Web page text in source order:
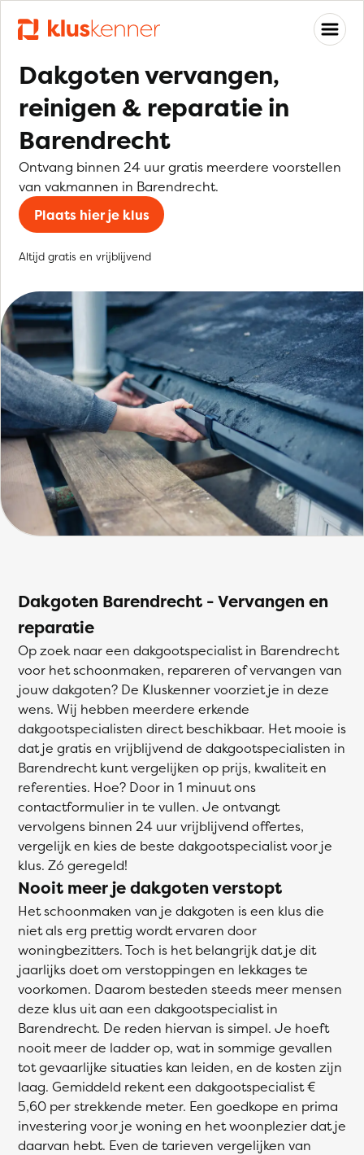
Dakgoten vervangen,
reinigen & reparatie in
Barendrecht
Ontvang binnen 24 uur gratis meerdere voorstellen
van vakmannen in Barendrecht.
Plaats hier je klus
Altijd gratis en vrijblijvend
Dakgoten Barendrecht - Vervangen en
reparatie
Op zoek naar een dakgootspecialist in Barendrecht
voor het schoonmaken, repareren of vervangen van
jouw dakgoten? De Kluskenner voorziet je in deze
wens. Wij hebben meerdere erkende
dakgootspecialisten direct beschikbaar. Het mooie is
dat je gratis en vrijblijvend de dakgootspecialisten in
Barendrecht kunt vergelijken op prijs, kwaliteit en
referenties. Hoe? Door in 1 minuut ons
contactformulier in te vullen. Je ontvangt
vervolgens binnen 24 uur vrijblijvend offertes,
vergelijk en kies de beste dakgootspecialist voor je
klus. Zó geregeld!
Nooit meer je dakgoten verstopt
Het schoonmaken van je dakgoten is een klus die
niet als erg prettig wordt ervaren door
woningbezitters. Toch is het belangrijk dat je dit
jaarlijks doet om verstoppingen en lekkages te
voorkomen. Daarom besteden steeds meer mensen
deze klus uit aan een dakgootspecialist in
Barendrecht. De reden hiervan is simpel. Je hoeft
nooit meer de ladder op, wat in sommige gevallen
tot gevaarlijke situaties kan leiden, en de kosten zijn
laag. Gemiddeld rekent een dakgootspecialist €
5,60 per strekkende meter. Een goedkope en prima
investering voor je woning en het woonplezier dat je
daarvan hebt. Even de tarieven vergelijken van